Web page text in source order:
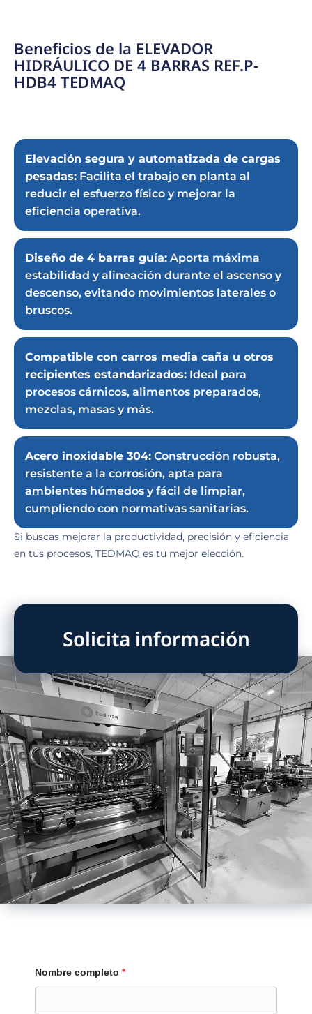
Beneficios de la ELEVADOR
HIDRÁULICO DE 4 BARRAS REF.P-
HDB4 TEDMAQ
Elevación segura y automatizada de cargas
pesadas: Facilita el trabajo en planta al
reducir el esfuerzo físico y mejorar la
eficiencia operativa.
Diseño de 4 barras guía: Aporta máxima
estabilidad y alineación durante el ascenso y
descenso, evitando movimientos laterales o
bruscos.
Compatible con carros media caña u otros
recipientes estandarizados: Ideal para
procesos cárnicos, alimentos preparados,
mezclas, masas y más.
Acero inoxidable 304: Construcción robusta,
resistente a la corrosión, apta para
ambientes húmedos y fácil de limpiar,
cumpliendo con normativas sanitarias.
Si buscas mejorar la productividad, precisión y eficiencia
en tus procesos, TEDMAQ es tu mejor elección.
Solicita información
Nombre completo *